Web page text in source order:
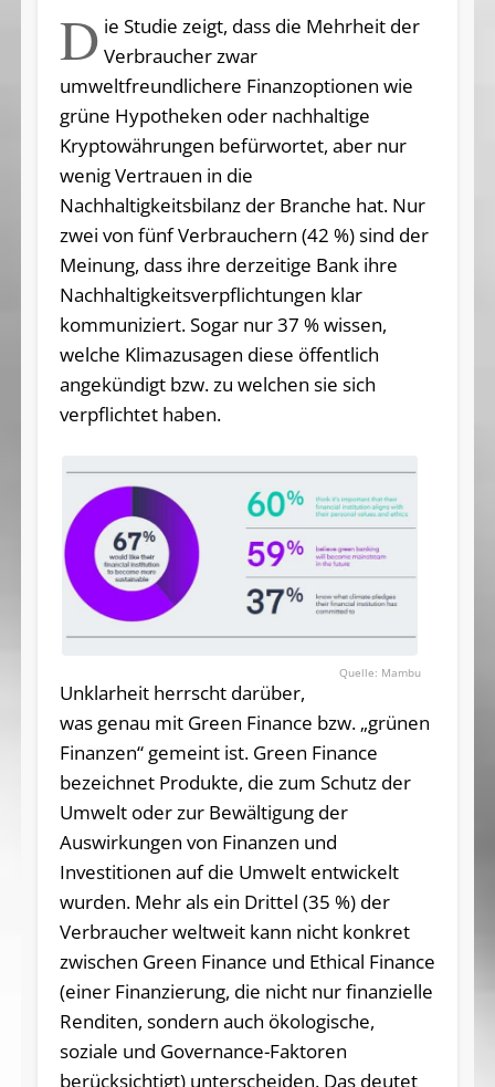
D ie Studie zeigt, dass die Mehrheit der
Verbraucher zwar
umweltfreundlichere Finanzoptionen wie
grüne Hypotheken oder nachhaltige
Kryptowährungen befürwortet, aber nur
wenig Vertrauen in die
Nachhaltigkeitsbilanz der Branche hat. Nur
zwei von fünf Verbrauchern (42 %) sind der
Meinung, dass ihre derzeitige Bank ihre
Nachhaltigkeitsverpflichtungen klar
kommuniziert. Sogar nur 37 % wissen,
welche Klimazusagen diese öffentlich
angekündigt bzw. zu welchen sie sich
verpflichtet haben.
Mambu
Unklarheit herrscht darüber,
was genau mit Green Finance bzw. „grünen
Finanzen“ gemeint ist. Green Finance
bezeichnet Produkte, die zum Schutz der
Umwelt oder zur Bewältigung der
Auswirkungen von Finanzen und
Investitionen auf die Umwelt entwickelt
wurden. Mehr als ein Drittel (35 %) der
Verbraucher weltweit kann nicht konkret
zwischen Green Finance und Ethical Finance
(einer Finanzierung, die nicht nur finanzielle
Renditen, sondern auch ökologische,
soziale und Governance-Faktoren
berücksichtigt) unterscheiden. Das deutet